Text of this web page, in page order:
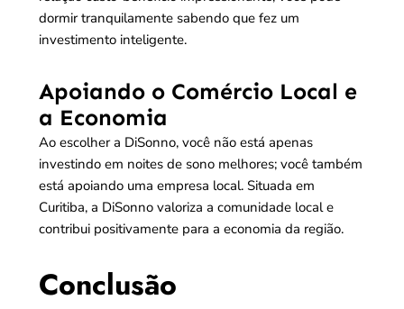
dormir tranquilamente sabendo que fez um
investimento inteligente.
Apoiando o Comércio Local e
a Economia
Ao escolher a DiSonno, você não está apenas
investindo em noites de sono melhores; você também
está apoiando uma empresa local. Situada em
Curitiba, a DiSonno valoriza a comunidade local e
contribui positivamente para a economia da região.
Conclusão